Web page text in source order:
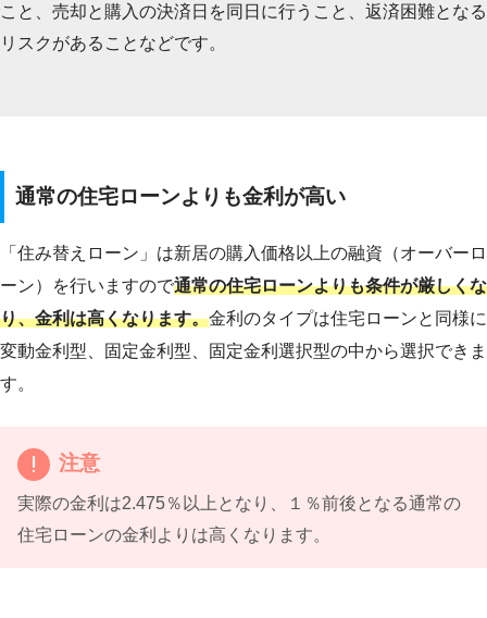
こと、売却と購入の決済日を同日に行うこと、返済困難となる
リスクがあることなどです。
通常の住宅ローンよりも金利が高い
「住み替えローン」は新居の購入価格以上の融資（オーバーロ
ーン）を行いますので通常の住宅ローンよりも条件が厳しくな
り、金利は高くなります。金利のタイプは住宅ローンと同様に
変動金利型、固定金利型、固定金利選択型の中から選択できま
す。
注意
実際の金利は2.475％以上となり、１％前後となる通常の
住宅ローンの金利よりは高くなります。